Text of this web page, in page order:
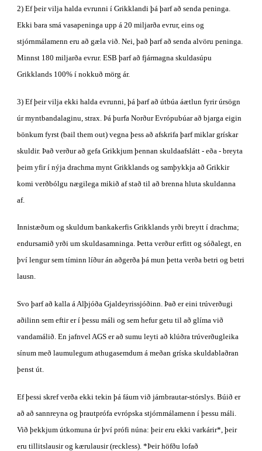
2) Ef þeir vilja halda evrunni í Grikklandi þá þarf að senda peninga.
Ekki bara smá vasapeninga upp á 20 miljarða evrur, eins og
stjórnmálamenn eru að gæla við. Nei, það þarf að senda alvöru peninga.
Minnst 180 miljarða evrur. ESB þarf að fjármagna skuldasúpu
Grikklands 100% í nokkuð mörg ár.
3) Ef þeir vilja ekki halda evrunni, þá þarf að útbúa áætlun fyrir úrsögn
úr myntbandalaginu, strax. Þá þurfa Norður Evrópubúar að bjarga eigin
bönkum fyrst (bail them out) vegna þess að afskrifa þarf miklar grískar
skuldir. Það verður að gefa Grikkjum þennan skuldaafslátt - eða - breyta
þeim yfir í nýja drachma mynt Grikklands og samþykkja að Grikkir
komi verðbólgu nægilega mikið af stað til að brenna hluta skuldanna
af.
Innistæðum og skuldum bankakerfis Grikklands yrði breytt í drachma;
endursamið yrði um skuldasamninga. Þetta verður erfitt og sóðalegt, en
því lengur sem tíminn líður án aðgerða þá mun þetta verða betri og betri
lausn.
Svo þarf að kalla á Alþjóða Gjaldeyrissjóðinn. Það er eini trúverðugi
aðilinn sem eftir er í þessu máli og sem hefur getu til að glíma við
vandamálið. En jafnvel AGS er að sumu leyti að klúðra trúverðugleika
sínum með laumulegum athugasemdum á meðan gríska skuldablaðran
þenst út.
Ef þessi skref verða ekki tekin þá fáum við járnbrautar-stórslys. Búið er
að að sannreyna og þrautprófa evrópska stjórnmálamenn í þessu máli.
Við þekkjum útkomuna úr því prófi núna: þeir eru ekki varkárir*, þeir
eru tillitslausir og kærulausir (reckless). *Þeir höfðu lofað